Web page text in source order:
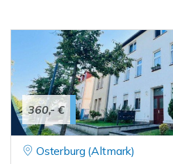
360,- €
Osterburg (Altmark)